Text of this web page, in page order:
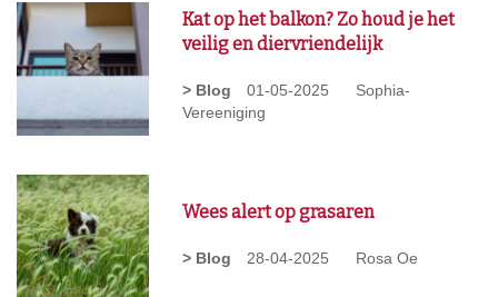
> Blog 01-05-2025
Sophia-
Vereeniging
Kat op het balkon? Zo houd je het
veilig en diervriendelijk
> Blog 28-04-2025 Rosa Oe
Wees alert op grasaren